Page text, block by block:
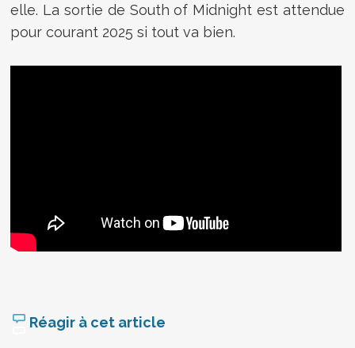
elle. La sortie de South of Midnight est attendue
pour courant 2025 si tout va bien.
Réagir à cet article